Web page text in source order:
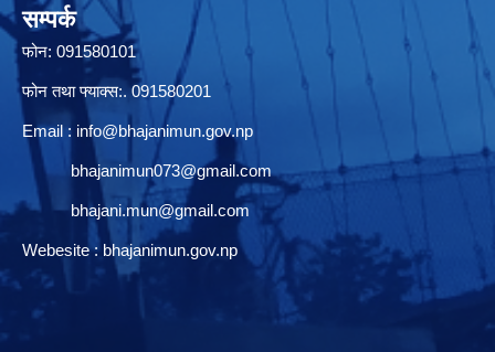
सम्पर्क
फोन: 091580101
फोन तथा फ्याक्स:. 091580201
Email : info@bhajanimun.gov.np
bhajanimun073@gmail.com
bhajani.mun@gmail.com
Webesite : bhajanimun.gov.np